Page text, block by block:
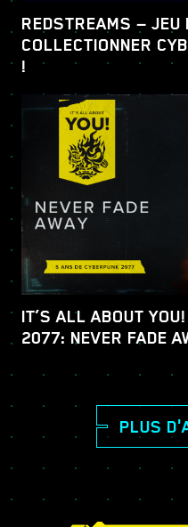
REDSTREAMS — JEU
COLLECTIONNER
!
IT’S ALL ABOUT
2077: NEVER FADE
PLUS